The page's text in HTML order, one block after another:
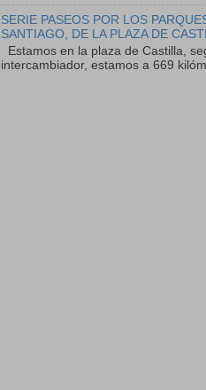
SERIE PASEOS POR LOS
SANTIAGO, DE LA PLAZA DE
Estamos en la plaza de Castilla,
intercambiador, estamos a 669